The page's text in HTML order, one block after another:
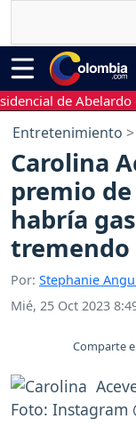
de Abelardo de la
Entretenimiento
Carolina
premio
habría
Por: Stephanie
Mié, 25 Oct 2023
Comparte